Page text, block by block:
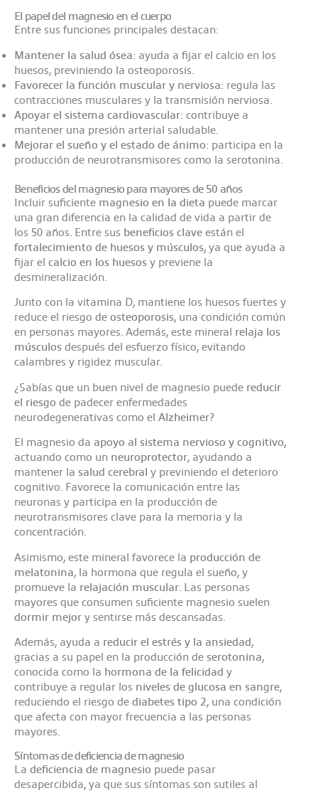
El papel del magnesio en el cuerpo
Entre sus funciones principales destacan:
Mantener la salud ósea: ayuda a fijar el calcio en los
huesos, previniendo la osteoporosis.
Favorecer la función muscular y nerviosa: regula las
contracciones musculares y la transmisión nerviosa.
Apoyar el sistema cardiovascular: contribuye a
mantener una presión arterial saludable.
Mejorar el sueño y el estado de ánimo: participa en la
producción de neurotransmisores como la serotonina.
Beneficios del magnesio para mayores de 50 años
Incluir suficiente magnesio en la dieta puede marcar
una gran diferencia en la calidad de vida a partir de
los 50 años. Entre sus beneficios clave están el
fortalecimiento de huesos y músculos, ya que ayuda a
fijar el calcio en los huesos y previene la
desmineralización.
Junto con la vitamina D, mantiene los huesos fuertes y
reduce el riesgo de osteoporosis, una condición común
en personas mayores. Además, este mineral relaja los
músculos después del esfuerzo físico, evitando
calambres y rigidez muscular.
¿Sabías que un buen nivel de magnesio puede reducir
el riesgo de padecer enfermedades
neurodegenerativas como el Alzheimer?
El magnesio da apoyo al sistema nervioso y cognitivo,
actuando como un neuroprotector, ayudando a
mantener la salud cerebral y previniendo el deterioro
cognitivo. Favorece la comunicación entre las
neuronas y participa en la producción de
neurotransmisores clave para la memoria y la
concentración.
Asimismo, este mineral favorece la producción de
melatonina, la hormona que regula el sueño, y
promueve la relajación muscular . Las personas
mayores que consumen suficiente magnesio suelen
dormir mejor y sentirse más descansadas.
Además, ayuda a reducir el estrés y la ansiedad,
gracias a su papel en la producción de serotonina,
conocida como la hormona de la felicidad y
contribuye a regular los niveles de glucosa en sangre,
reduciendo el riesgo de diabetes tipo 2, una condición
que afecta con mayor frecuencia a las personas
mayores.
Síntomas de deficiencia de magnesio
La deficiencia de magnesio puede pasar
desapercibida, ya que sus síntomas son sutiles al